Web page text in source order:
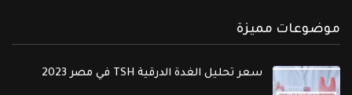
موضوعات مميزة
سعر تحليل الغدة الدرقية TSH في مصر 2023